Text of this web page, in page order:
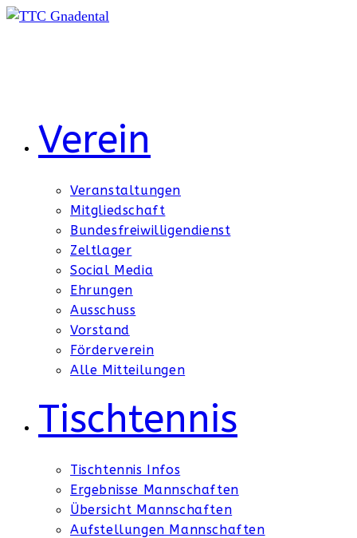
Zum
Verein
Veranstaltungen
Mitgliedschaft
Bundesfreiwilligendienst
Zeltlager
Social Media
Ehrungen
Ausschuss
Vorstand
Förderverein
Alle Mitteilungen
Tischtennis
Tischtennis Infos
Ergebnisse Mannschaften
Übersicht Mannschaften
Aufstellungen Mannschaften